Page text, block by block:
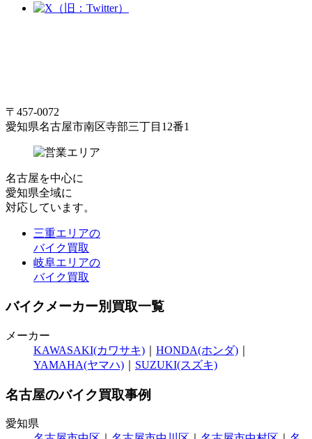
〒457-0072
愛知県名古屋市南区寺部三丁目12番1
名古屋を中心に
愛知県全域に
対応しています。
三重エリアの
バイク買取
岐阜エリアの
バイク買取
バイクメーカー別買取一覧
メーカー
KAWASAKI(カワサキ)
HONDA(ホンダ)
YAMAHA(ヤマハ)
SUZUKI(スズキ)
名古屋のバイク買取事例
愛知県